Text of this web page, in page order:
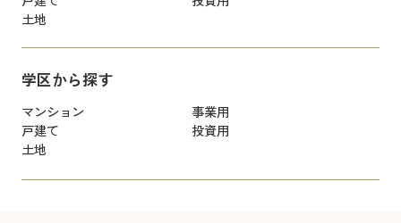
土地
学区から探す
マンション
事業用
戸建て
投資用
土地